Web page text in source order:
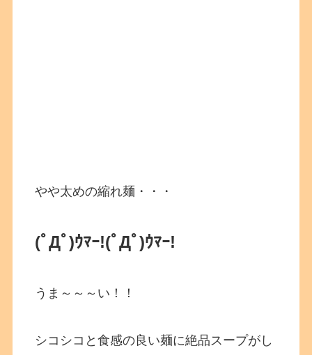
やや太めの縮れ麺・・・
(ﾟДﾟ)ｳﾏｰ!(ﾟДﾟ)ｳﾏｰ!
うま～～～い！！
シコシコと食感の良い麺に絶品スープがし